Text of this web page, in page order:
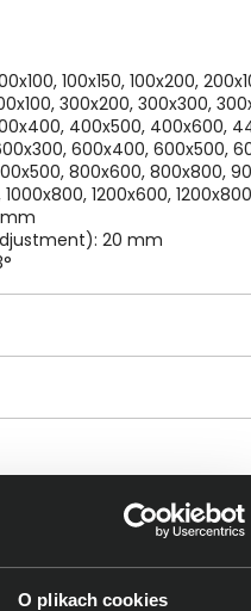
O plikach cookies
100x150, 100x200,
300x200, 300x300,
400x500, 400x600,
600x400, 600x500,
800x600, 800x800,
1200x600,
mm
20 mm